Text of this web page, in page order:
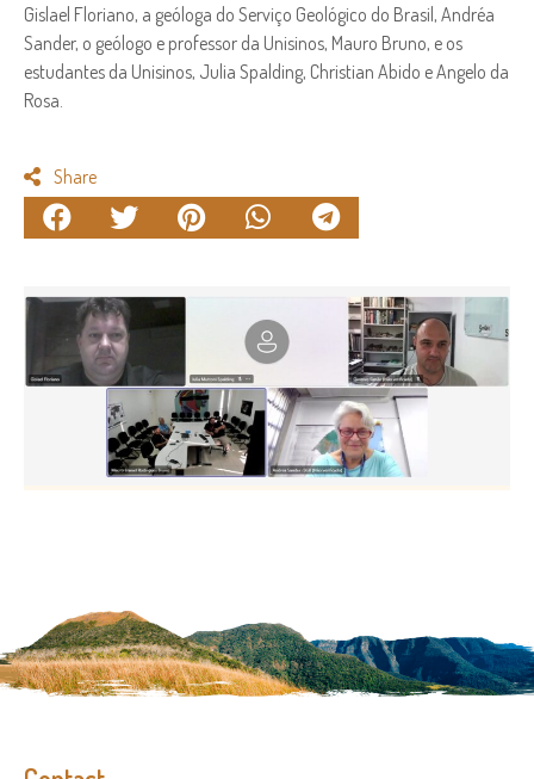
Gislael Floriano, a geóloga do Serviço Geológico do Brasil, Andréa
Sander, o geólogo e professor da Unisinos, Mauro Bruno, e os
estudantes da Unisinos, Julia Spalding, Christian Abido e Angelo da
Rosa.
Share